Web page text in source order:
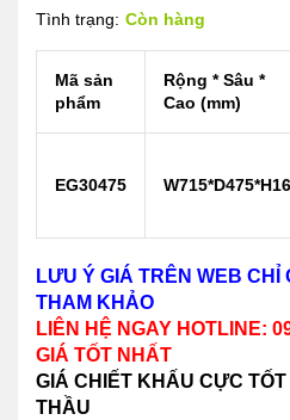
Tình trạng: Còn hàng
Mã sản
phẩm
Rộng * Sâu *
Cao (mm)
EG30475
LƯU Ý GIÁ TRÊN WEB CHỈ
THAM KHẢO
LIÊN HỆ NGAY HOTLINE:
GIÁ TỐT NHẤT
GIÁ CHIẾT KHẤU CỰC
THẦU